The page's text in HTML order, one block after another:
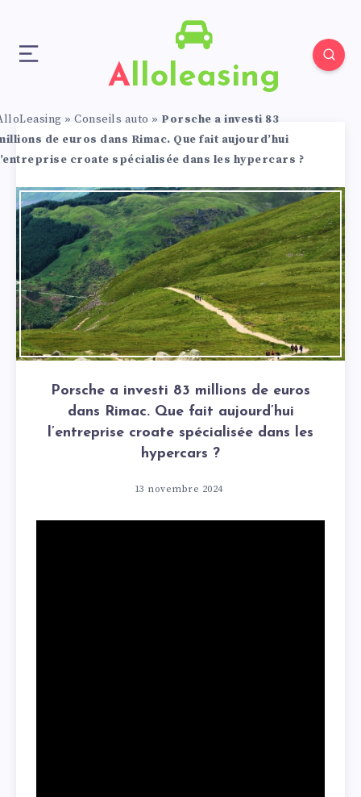
Alloleasing
» Conseils auto » Porsche a investi 83
de euros dans Rimac. Que fait aujourd’hui
croate spécialisée dans les hypercars ?
Porsche a investi 83 millions de euros
dans Rimac. Que fait aujourd’hui
l’entreprise croate spécialisée dans les
hypercars ?
13 novembre 2024